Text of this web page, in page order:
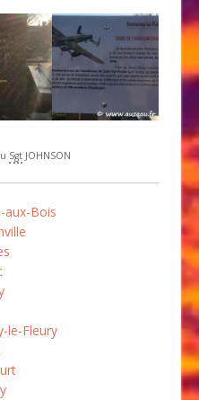
Sgt JOHNSON
aux-Bois
le-Fleury